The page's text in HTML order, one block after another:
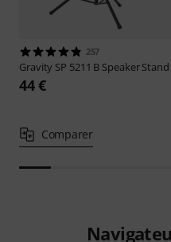
257
Gravity SP 5211 B Speaker Stand
44 €
Comparer